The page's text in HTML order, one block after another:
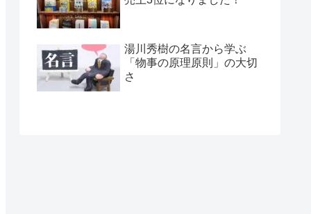
湯川秀樹の名言から学ぶ
「物事の原理原則」の大切
さ